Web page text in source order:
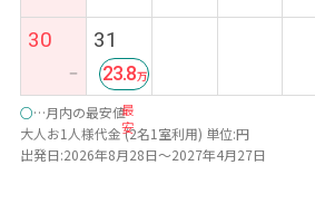
30
ー
31
最
安
23.8
○…月内の最安値
大人お1人様代金 (2名1室利用) 単位:円
出発日:2026年8月28日～2027年4月27日